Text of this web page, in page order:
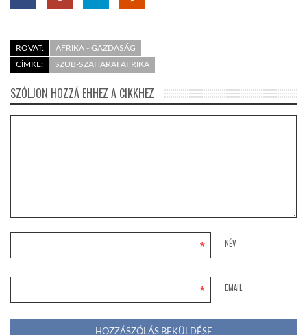
ROVAT:
AFRIKA - GAZDASÁG
CÍMKE:
SZUB-SZAHARAI AFRIKA
SZÓLJON HOZZÁ EHHEZ A CIKKHEZ
NÉV
*
EMAIL
*